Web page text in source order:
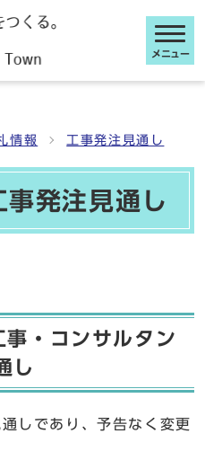
メニュー
情報 工事発注見通し
発注見通し
・コンサルタン
し
しであり、予告なく変更